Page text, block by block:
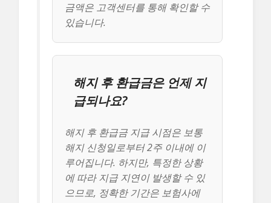
금액은 고객센터를 통해 확인할 수
있습니다.
해지 후 환급금은 언제 지
급되나요?
해지 후 환급금 지급 시점은 보통
해지 신청일로부터 2주 이내에 이
루어집니다. 하지만, 특정한 상황
에 따라 지급 지연이 발생할 수 있
으므로, 정확한 기간은 보험사에